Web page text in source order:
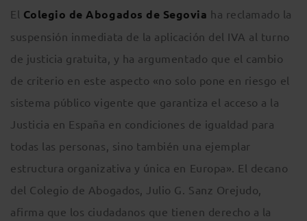
El Colegio de Abogados de Segovia ha reclamado la
suspensión inmediata de la aplicación del IVA al turno
de justicia gratuita, y ha argumentado que el cambio
de criterio en este aspecto «no solo pone en riesgo el
sistema público vigente que garantiza el acceso a la
Justicia en España en condiciones de igualdad para
todas las personas, sino también una ejemplar
estructura organizativa y única en Europa». El decano
del Colegio de Abogados, Julio G. Sanz Orejudo,
afirma que los ciudadanos que tienen derecho a la